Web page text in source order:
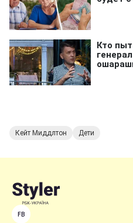
Кейт Миддлтон Дети
FB